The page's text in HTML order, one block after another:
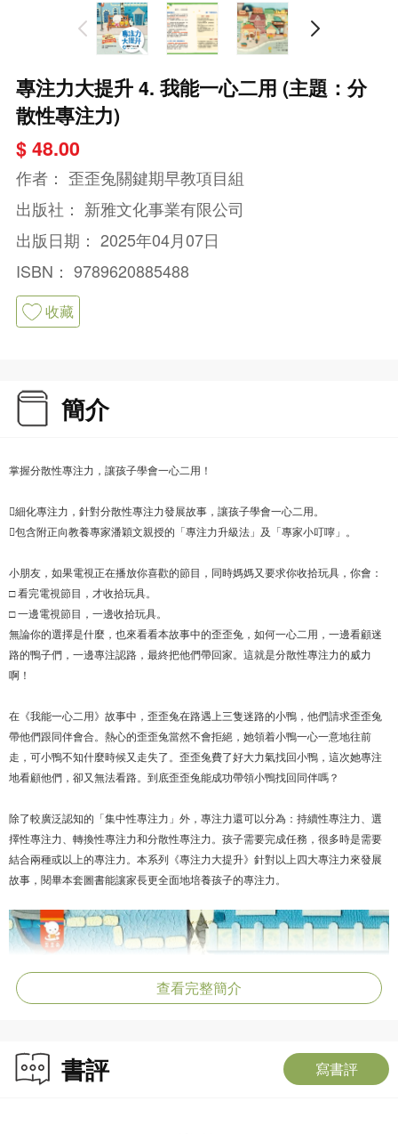
專注力大提升 4. 我能一心二用 (主題：分
散性專注力)
$ 48.00
作者： 歪歪兔關鍵期早教項目組
出版社： 新雅文化事業有限公司
出版日期： 2025年04月07日
ISBN： 9789620885488
收藏
簡介
掌握分散性專注力，讓孩子學會一心二用！
細化專注力，針對分散性專注力發展故事，讓孩子學會一心二用。
包含附正向教養專家潘穎文親授的「專注力升級法」及「專家小叮嚀」。
小朋友，如果電視正在播放你喜歡的節目，同時媽媽又要求你收拾玩具，你會：
□ 看完電視節目，才收拾玩具。
□ 一邊電視節目，一邊收拾玩具。
無論你的選擇是什麼，也來看看本故事中的歪歪兔，如何一心二用，一邊看顧迷
路的鴨子們，一邊專注認路，最終把他們帶回家。這就是分散性專注力的威力
啊！
在《我能一心二用》故事中，歪歪兔在路遇上三隻迷路的小鴨，他們請求歪歪兔
帶他們跟同伴會合。熱心的歪歪兔當然不會拒絕，她領着小鴨一心一意地往前
走，可小鴨不知什麼時候又走失了。歪歪兔費了好大力氣找回小鴨，這次她專注
地看顧他們，卻又無法看路。到底歪歪兔能成功帶領小鴨找回同伴嗎？
除了較廣泛認知的「集中性專注力」外，專注力還可以分為：持續性專注力、選
擇性專注力、轉換性專注力和分散性專注力。孩子需要完成任務，很多時是需要
結合兩種或以上的專注力。本系列《專注力大提升》針對以上四大專注力來發展
故事，閱畢本套圖書能讓家長更全面地培養孩子的專注力。
查看完整簡介
書評 寫書評